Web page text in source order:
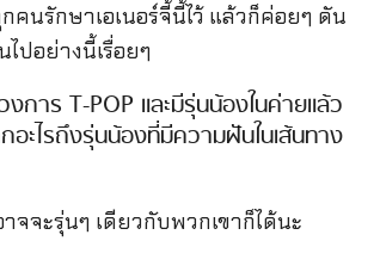
คนรักษาเอเนอร์จี้นี้ไว้ แล้วก็ค่อยๆ ดัน
ไปอย่างนี้เรื่อยๆ
งการ T-POP และมีรุ่นน้องในค่ายแล้ว
ะไรถึงรุ่นน้องที่มีความฝันในเส้นทาง
จจะรุ่นๆ เดียวกับพวกเขาก็ได้นะ